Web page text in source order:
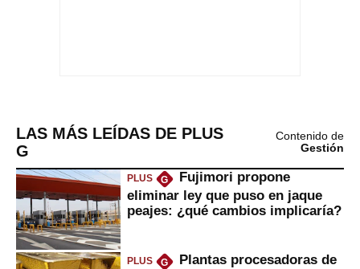
LAS MÁS LEÍDAS DE PLUS
G
Contenido de
Gestión
PLUS G
Fujimori propone
eliminar ley que puso en jaque
peajes: ¿qué cambios implicaría?
PLUS G
Plantas procesadoras de